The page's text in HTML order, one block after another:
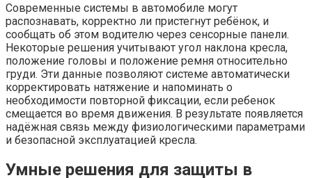
Современные системы в автомобиле могут
распознавать, корректно ли пристегнут ребёнок, и
сообщать об этом водителю через сенсорные панели.
Некоторые решения учитывают угол наклона кресла,
положение головы и положение ремня относительно
груди. Эти данные позволяют системе автоматически
корректировать натяжение и напоминать о
необходимости повторной фиксации, если ребенок
смещается во время движения. В результате появляется
надёжная связь между физиологическими параметрами
и безопасной эксплуатацией кресла.
Умные решения для защиты в